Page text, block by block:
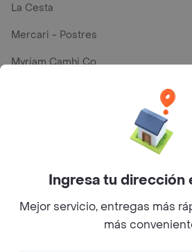
La Cesta
Mercari - Postres
Myriam Camhi Co
Empanaditas de Pipian - Empanadas
Ingresa tu dirección
Mejor servicio, entregas más
más